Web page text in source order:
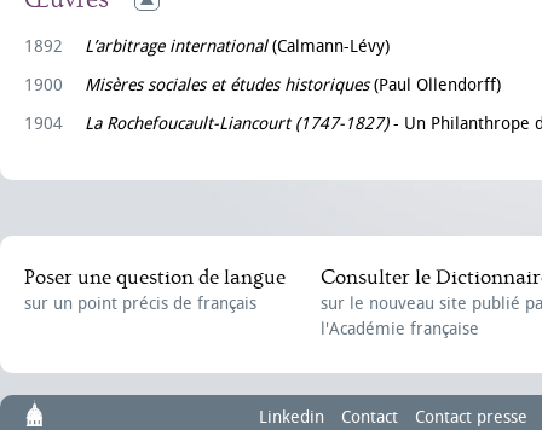
1892 L’arbitrage international(Calmann-Lévy)
1900
Misères sociales et études historiques(Paul Ollendorff)
1904
La Rochefoucault-Liancourt (1747-1827)- Un Philanthrope
Poser une question de langue
sur un point précis de français
Consulter le
sur le nouveau site publié
l'Académie française
Linkedin Contact Contact presse